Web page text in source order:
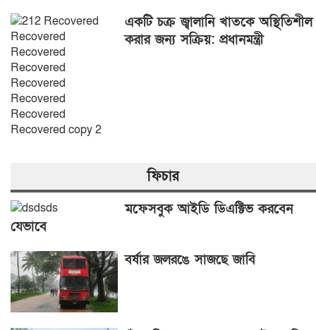
একটি চক্র জ্বালানি খাতকে অস্থিতিশীল
করার জন্য সক্রিয়: প্রধানমন্ত্রী
ফিচার
মফেসবুক আইডি ডিএক্টিভ করবেন
যেভাবে
বর্ষার জলরঙে সাজছে জাবি